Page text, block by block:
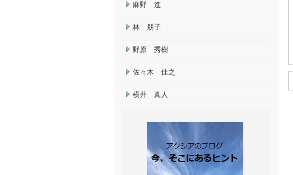
麻野 進
林 朋子
野原 秀樹
佐々木 佳之
横井 真人